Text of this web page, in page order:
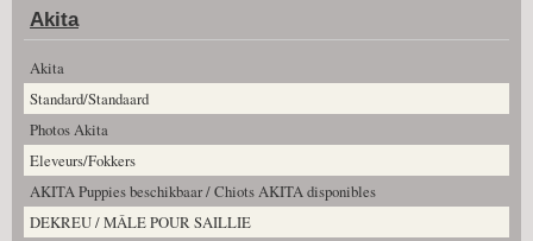
Akita
Akita
Standard/Standaard
Photos Akita
Eleveurs/Fokkers
AKITA Puppies beschikbaar / Chiots AKITA disponibles
DEKREU / MÂLE POUR SAILLIE